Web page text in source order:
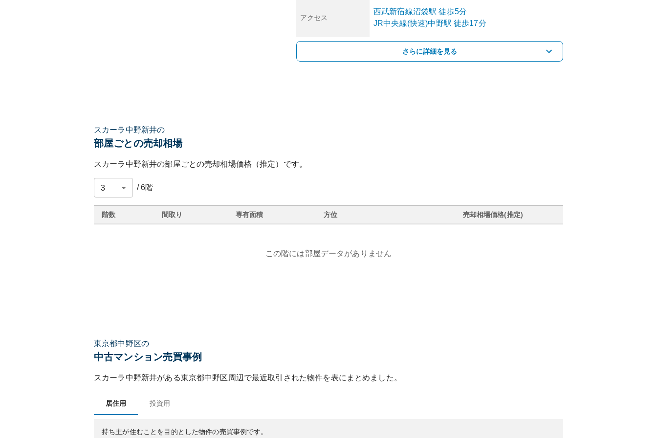
アクセス
西武新宿線沼袋駅 徒歩5分
JR中央線(快速)中野駅 徒歩17分
さらに詳細を見る
スカーラ中野新井の
部屋ごとの売却相場
スカーラ中野新井の部屋ごとの売却相場価格（推定）です。
/6階
階数 間取り 専有面積 方位 売却相場価格(推定)
この階には部屋データがありません
東京都中野区の
中古マンション売買事例
スカーラ中野新井がある東京都中野区 周辺で最近取引された物件を表にまとめました。
居住用 投資用
持ち主が住むことを目的とした物件の売買事例です。